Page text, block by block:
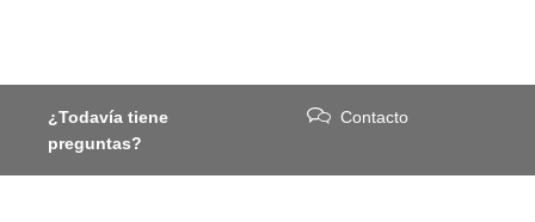
¿Todavía tiene
preguntas?
Contacto